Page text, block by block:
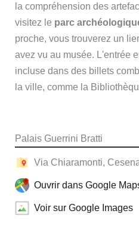
la compréhension des
visitez le parc
proche, vous trouverez un
avez vu au musée. L'entrée
incluse dans des billets
la ville, comme la
Palais Guerrini Bratti
Via Chiaramonti,
Ouvrir dans Google
Voir sur Google Images